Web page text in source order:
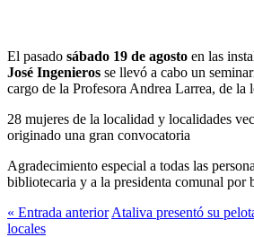
El pasado sábado 19 de agosto en las
José Ingenieros se llevó a cabo un
cargo de la Profesora Andrea Larrea, de la
28 mujeres de la localidad y localidades
originado una gran convocatoria
Agradecimiento especial a todas las
bibliotecaria y a la presidenta comunal por
« Entrada anterior Ataliva presentó su
locales